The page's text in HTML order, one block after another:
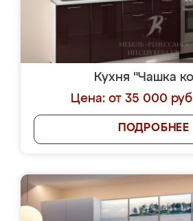
Кухня "Чашка
Цена: от 35 000
ПОДРОБНЕЕ